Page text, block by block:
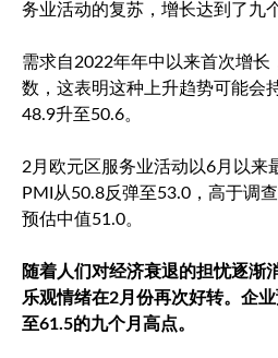
务业活动的复苏，增长达到了九
需求自2022年年中以来首次增长
数，这表明这种上升趋势可能会
48.9升至50.6。
2月欧元区服务业活动以6月以来
PMI从50.8反弹至53.0，高于调
预估中值51.0。
随着人们对经济衰退的担忧逐渐
乐观情绪在2月份再次好转。企
至61.5的九个月高点。